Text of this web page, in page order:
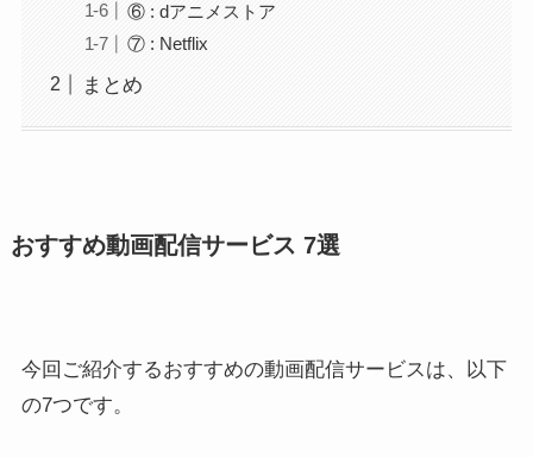
⑥ : dアニメストア
⑦ : Netflix
まとめ
おすすめ動画配信サービス 7選
今回ご紹介するおすすめの動画配信サービスは、以下
の7つです。